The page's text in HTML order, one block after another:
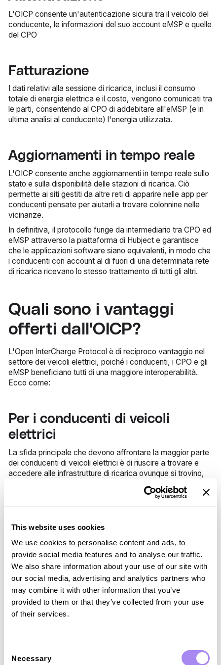
This website uses cookies
We use cookies to personalise content and ads, to
provide social media features and to analyse our traffic.
We also share information about your use of our site with
our social media, advertising and analytics partners who
may combine it with other information that you’ve
provided to them or that they’ve collected from your use
of their services.
Selection
Necessary
L'OICP consente un'autenticazione sicura tra il veicolo del
conducente, le informazioni del suo account eMSP e quelle
del CPO
Fatturazione
I dati relativi alla sessione di ricarica, inclusi il consumo
totale di energia elettrica e il costo, vengono comunicati tra
le parti, consentendo al CPO di addebitare all'eMSP (e in
ultima analisi al conducente) l'energia utilizzata.
Aggiornamenti in tempo reale
L'OICP consente anche aggiornamenti in tempo reale sullo
stato e sulla disponibilità delle stazioni di ricarica. Ciò
permette ai siti gestiti da altre reti di apparire nelle app per
conducenti pensate per aiutarli a trovare colonnine nelle
vicinanze.
In definitiva, il protocollo funge da intermediario tra CPO ed
eMSP attraverso la piattaforma di Hubject e garantisce
che le applicazioni software siano equivalenti, in modo che
i conducenti con account al di fuori di una determinata rete
di ricarica ricevano lo stesso trattamento di tutti gli altri.
Quali sono i vantaggi
offerti dall'OICP?
L'Open InterCharge Protocol è di reciproco vantaggio nel
settore dei veicoli elettrici, poiché i conducenti, i CPO e gli
eMSP beneficiano tutti di una maggiore interoperabilità.
Ecco come:
Per i conducenti di veicoli
elettrici
La sfida principale che devono affrontare la maggior parte
dei conducenti di veicoli elettrici è di riuscire a trovare e
accedere alle infrastrutture di ricarica ovunque si trovino,
addirittura oltre i confini nazionali. La standardizzazione
conducenti si traduce in un numero notevole di colonnine di
L'OICP non solo consente agli utenti di ricaricare, ma
semplifica anche tutte le fasi correlate del processo, come
l'attivazione della ricarica e il pagamento. Grazie al
roaming interconnesso, i conducenti non hanno bisogno di
app aggiuntive, tessere RFID o account: possono
utilizzare indistintamente qualsiasi colonnina di ricarica
compatibile. Con gli accordi giusti, che spesso includono la